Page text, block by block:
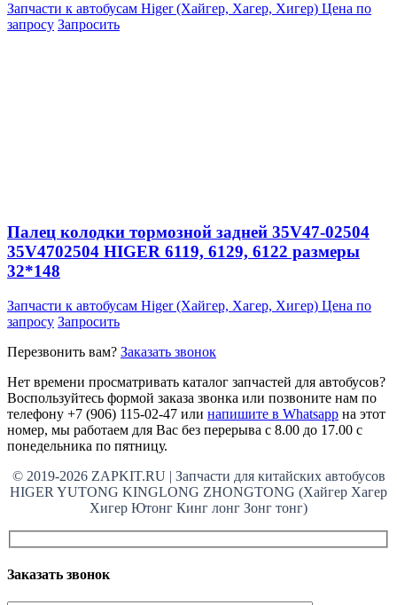
Запчасти к автобусам Higer (Хайгер, Хагер, Хигер) Цена по
запросу Запросить
Палец колодки тормозной задней 35V47-02504
35V4702504 HIGER 6119, 6129, 6122 размеры
32*148
Запчасти к автобусам Higer (Хайгер, Хагер, Хигер) Цена по
запросу Запросить
Перезвонить вам? Заказать звонок
Нет времени просматривать каталог запчастей для автобусов?
Воспользуйтесь формой заказа звонка или позвоните нам по
телефону +7 (906) 115-02-47 или напишите в Whatsapp на этот
номер, мы работаем для Вас без перерыва с 8.00 до 17.00 с
понедельника по пятницу.
© 2019-2026 ZAPKIT.RU | Запчасти для китайских автобусов
HIGER YUTONG KINGLONG ZHONGTONG (Хайгер Хагер
Хигер Ютонг Кинг лонг Зонг тонг)
Заказать звонок